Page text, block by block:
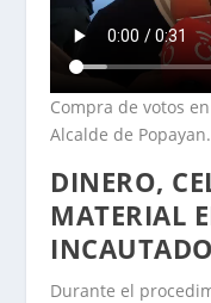
Compra de votos
Alcalde de Popayan.
DINERO,
MATERIAL
Durante el